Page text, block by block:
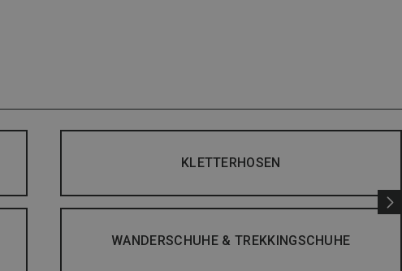
KLETTERHOSEN
WANDERSCHUHE & TREKKINGSCHUHE